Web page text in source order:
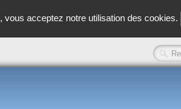
acceptez notre utilisation des cookies.